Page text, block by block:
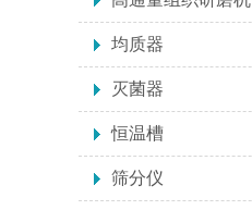
均质器
灭菌器
恒温槽
筛分仪